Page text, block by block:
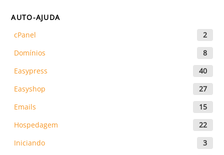
AUTO-AJUDA
cPanel
2
Domínios
8
Easypress
40
Easyshop
27
Emails
15
Hospedagem
22
Iniciando
3